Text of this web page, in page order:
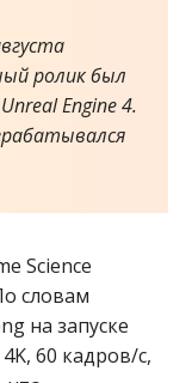
ролик был
Engine 4.
Science
словам
на запуске
60 кадров/с,